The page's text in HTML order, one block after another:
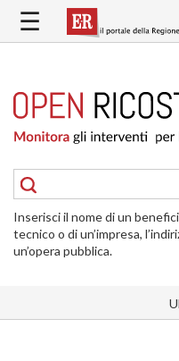
contenuto
RICOSTRUZIONE
PUBBLICA
DELLE
ABITAZIONI
RICOSTRUZIONE
ATTIVITÀ
INTERVENTI
☰
Inserisci il nome di un
tecnico o di un’impresa,
un’opera pubblica.